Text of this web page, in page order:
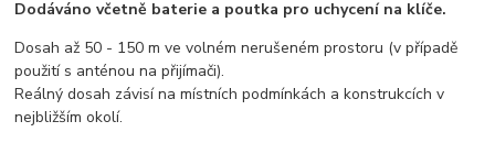
Dodáváno včetně baterie a poutka pro uchycení na klíče.
Dosah až 50 - 150 m ve volném nerušeném prostoru (v případě
použití s anténou na přijímači).
Reálný dosah závisí na místních podmínkách a konstrukcích v
nejbližším okolí.